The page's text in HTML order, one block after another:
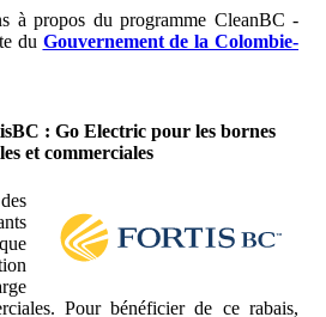
à propos du programme CleanBC -
du Gouvernement de la Colombie-
: Go Electric pour les bornes
et commerciales
Pour bénéficier de ce rabais,